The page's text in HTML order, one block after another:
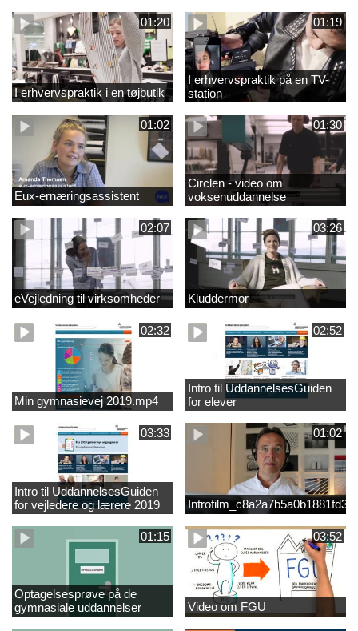
01:20
I erhvervspraktik i en tøjbutik
01:19
I erhvervspraktik på en TV-
station
01:02
Eux-ernæringsassistent
01:30
Circlen - video om
voksenuddannelse
02:07
eVejledning til virksomheder
03:26
Kluddermor
02:32
Min gymnasievej 2019.mp4
02:52
Intro til UddannelsesGuiden
for elever
03:33
Intro til UddannelsesGuiden
for vejledere og lærere 2019
01:02
01:15
Optagelsesprøve på de
gymnasiale uddannelser
03:52
Video om FGU